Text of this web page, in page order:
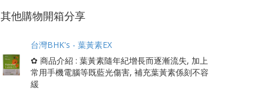
其他購物開箱分享
台灣BHK's - 葉黃素EX
✿ 商品介紹 : 葉黃素隨年紀增長而逐漸流失, 加上
常用手機電腦等既藍光傷害, 補充葉黃素係刻不容
緩